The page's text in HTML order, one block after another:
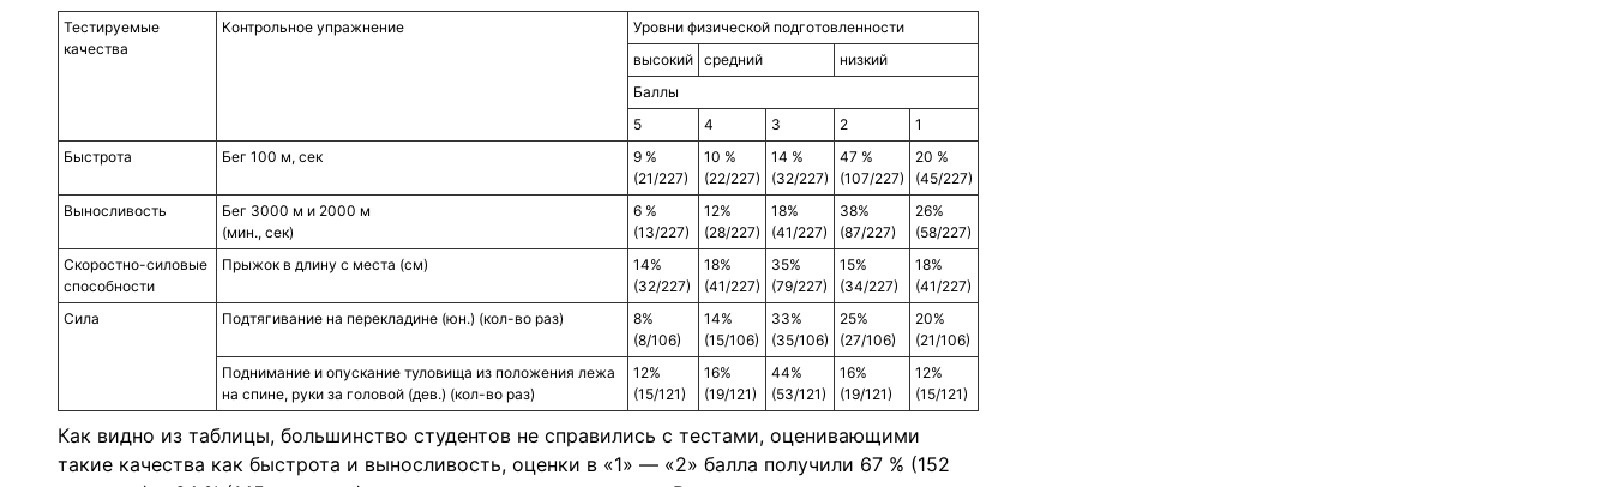
Тестируемые
качества
Контрольное упражнение
Уровни физической подготовленности
высокий средний
низкий
Баллы
5
4 3 2
1
Быстрота
Бег 100 м, сек
9 %
(21/227)
10 %
(22/227)
14 %
(32/227)
47 %
(107/227)
20 %
(45/227)
Выносливость
Бег 3000 м и 2000 м
(мин., сек)
6 %
(13/227)
12%
(28/227)
18%
(41/227)
38%
(87/227)
26%
(58/227)
Скоростно-силовые
способности
Прыжок в длину с места (см)
14%
(32/227)
18%
(41/227)
35%
(79/227)
15%
(34/227)
18%
(41/227)
Сила
Подтягивание на перекладине (юн.) (кол-во раз)
8%
(8/106)
14%
(15/106)
33%
(35/106)
25%
(27/106)
20%
(21/106)
Поднимание и опускание туловища из положения лежа
на спине, руки за головой (дев.) (кол-во раз)
12%
(15/121)
16%
(19/121)
44%
(53/121)
16%
(19/121)
12%
(15/121)
Как видно из таблицы, большинство студентов не справились с тестами, оценивающими
такие качества как быстрота и выносливость, оценки в «1» — «2» балла получили 67 % (152